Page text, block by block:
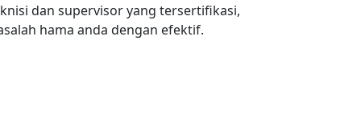
dan supervisor yang tersertifikasi,
hama anda dengan efektif.